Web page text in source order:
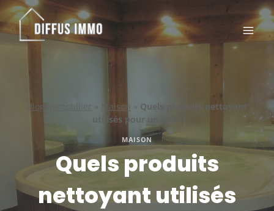
Aller
au
contenu
Blog immobilier Maison » Quels produits nettoyant
utilisés pour un spa ?
MAISON
Quels produits
nettoyant utilisés